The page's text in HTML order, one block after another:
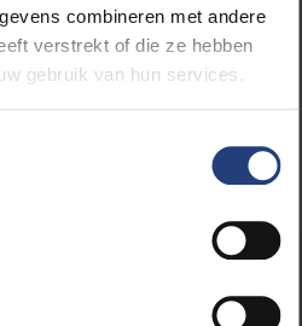
combineren met andere
verstrekt of die ze hebben
gebruik van hun services.
en onderzoek